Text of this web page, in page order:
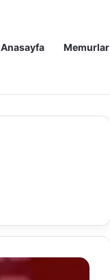
Anasayfa Memurlar